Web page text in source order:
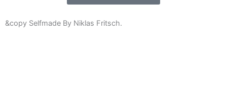
&copy Selfmade By Niklas Fritsch.